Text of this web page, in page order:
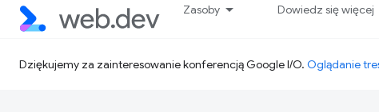
Zasoby Dowiedz się więcej
Dziękujemy za zainteresowanie konferencją Google I/O. Oglądanie